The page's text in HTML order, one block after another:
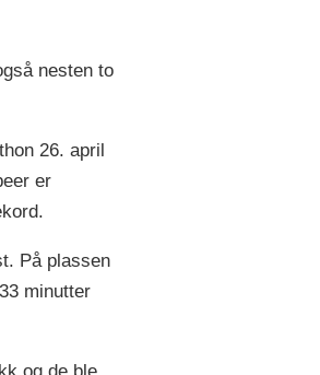
nesten to
26. april
er
På plassen
minutter